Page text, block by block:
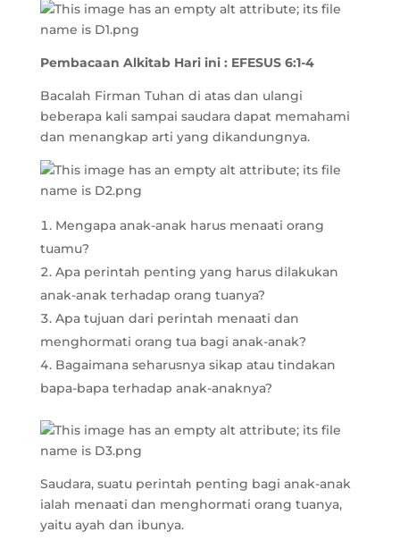
Pembacaan Alkitab Hari ini : EFESUS 6:1-4
Bacalah Firman Tuhan di atas dan ulangi
beberapa kali sampai saudara dapat memahami
dan menangkap arti yang dikandungnya.
Mengapa anak-anak harus menaati orang
tuamu?
Apa perintah penting yang harus dilakukan
anak-anak terhadap orang tuanya?
Apa tujuan dari perintah menaati dan
menghormati orang tua bagi anak-anak?
Bagaimana seharusnya sikap atau tindakan
bapa-bapa terhadap anak-anaknya?
Saudara, suatu perintah penting bagi anak-anak
ialah menaati dan menghormati orang tuanya,
yaitu ayah dan ibunya.